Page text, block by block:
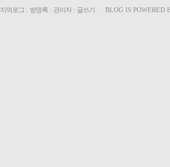
지역로그 : 방명록 : 관리자: 글쓰기 BLOG IS POWERED